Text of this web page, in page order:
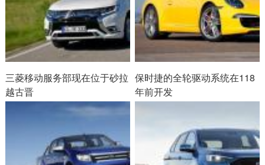
三菱移动服务部现在位于砂拉
越古晋
保时捷的全轮驱动系统在118
年前开发